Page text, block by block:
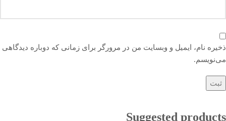
ذخیره نام، ایمیل و وبسایت من در مرورگر برای زمانی که دوباره دیدگاهی
می‌نویسم.
Suggested products